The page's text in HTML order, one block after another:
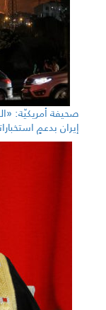
صحيفة أمريكيّة:
إيران بدعمٍ استخباراتيٍّ